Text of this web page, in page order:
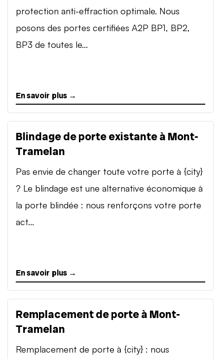
protection anti-effraction optimale. Nous
posons des portes certifiées A2P BP1, BP2,
BP3 de toutes le...
En savoir plus →
Blindage de porte existante à Mont-
Tramelan
Pas envie de changer toute votre porte à {city}
? Le blindage est une alternative économique à
la porte blindée : nous renforçons votre porte
act...
En savoir plus →
Remplacement de porte à Mont-
Tramelan
Remplacement de porte à {city} : nous